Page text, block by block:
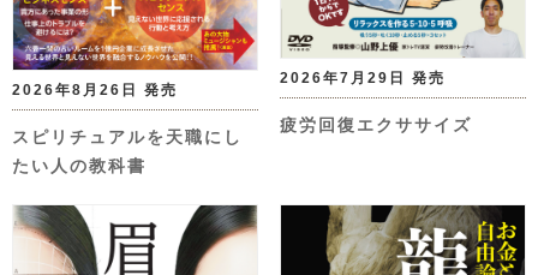
2026年8月26日 発売
スピリチュアルを天職にし
たい人の教科書
2026年7月29日 発売
疲労回復エクササイズ